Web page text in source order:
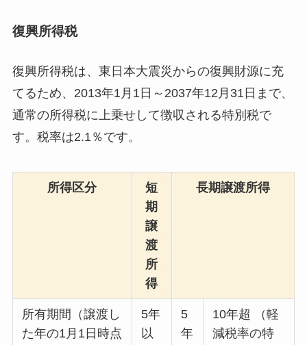
復興所得税
復興所得税は、東日本大震災からの復興財源に充
てるため、2013年1月1日～2037年12月31日まで、
通常の所得税に上乗せして徴収される特別税で
す。税率は2.1％です。
所得区分
短
期
譲
渡
所
得
長期譲渡所得
所有期間（譲渡し
た年の1月1日時点
5年
以
5
年
10年超 （軽
減税率の特